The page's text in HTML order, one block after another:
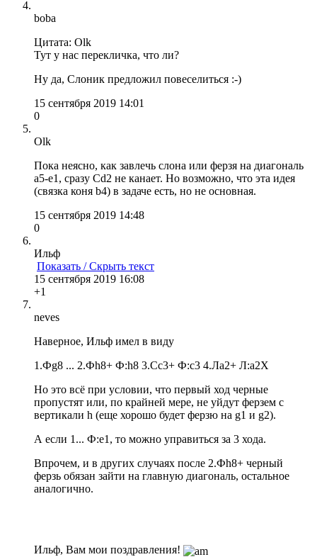
boba
Цитата: Olk
Тут у нас перекличка, что ли?
Ну да, Слоник предложил повеселиться :-)
15 сентября 2019 14:01
0
Olk
Пока неясно, как завлечь слона или ферзя на диагональ
a5-e1, сразу Сd2 не канает. Но возможно, что эта идея
(связка коня b4) в задаче есть, но не основная.
15 сентября 2019 14:48
0
Ильф
Показать / Скрыть текст
15 сентября 2019 16:08
+1
neves
Наверное, Ильф имел в виду
1.Фg8 ... 2.Фh8+ Ф:h8 3.Сc3+ Ф:c3 4.Лa2+ Л:a2X
Но это всё при условии, что первый ход черные
пропустят или, по крайней мере, не уйдут ферзем с
вертикали h (еще хорошо будет ферзю на g1 и g2).
А если 1... Ф:e1, то можно управиться за 3 хода.
Впрочем, и в других случаях после 2.Фh8+ черный
ферзь обязан зайти на главную диагональ, остальное
аналогично.
Ильф, Вам мои поздравления!